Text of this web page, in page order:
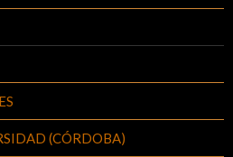
(CÓRDOBA)